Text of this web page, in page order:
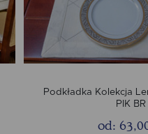
Podkładka Kolekcja
PIK BR
od: